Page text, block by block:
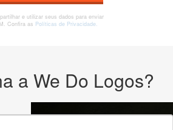
e utilizar seus dados para enviar
Confira as Políticas de Privacidade.
a We Do Logos?